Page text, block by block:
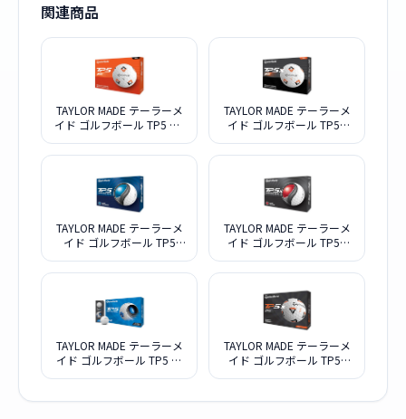
関連商品
TAYLOR MADE テーラーメ
イド ゴルフボール TP5 Pix
TAYLOR MADE テーラーメ
イド ゴルフボール TP5X
TAYLOR MADE テーラーメ
イド ゴルフボール TP5
TAYLOR MADE テーラーメ
イド ゴルフボール TP5X
TAYLOR MADE テーラーメ
イド ゴルフボール TP5 ボ
TAYLOR MADE テーラーメ
イド ゴルフボール TP5x